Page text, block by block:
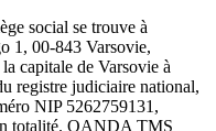
social se trouve à
1, 00-843 Varsovie,
capitale de Varsovie à
registre judiciaire national,
NIP 5262759131,
totalité. OANDA TMS